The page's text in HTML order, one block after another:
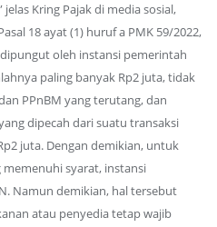
Kring Pajak di media sosial,
18 ayat (1) huruf a PMK 59/2022,
oleh instansi pemerintah
paling banyak Rp2 juta, tidak
PPnBM yang terutang, dan
dipecah dari suatu transaksi
juta. Dengan demikian, untuk
syarat, instansi
Namun demikian, hal tersebut
atau penyedia tetap wajib